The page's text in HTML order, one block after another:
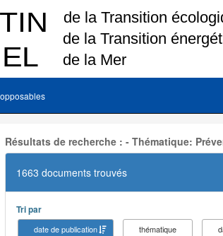
Résultats de recherche : - Thématique:
1663 documents trouvés
Tri par
date de publication thématique